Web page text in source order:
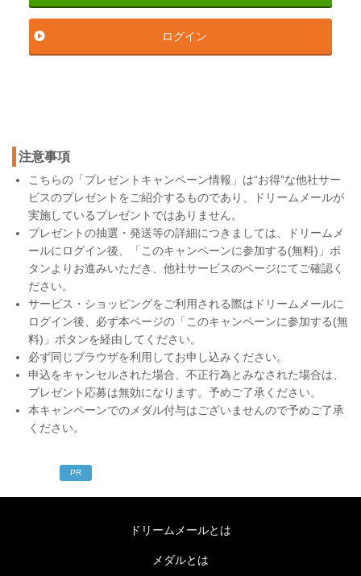
ログイン
注意事項
こちらの「プレゼントキャンペーン情報」は“お得”な他社サー
ビスのプレゼントをご紹介するものであり、ドリームメールが
実施しているプレゼントではありません。
プレゼントの抽選・発送等の詳細につきましては、ドリームメ
ールにログイン後、「このキャンペーンに参加する(無料)」ボ
タンよりお進みいただき、他社サービスのページにてご確認く
ださい。
サービス・ショッピングをご利用される際はドリームメールに
ログイン後、必ず本ページの「このキャンペーンに参加する(無
料)」ボタンを経由してください。
必ず同じブラウザを利用してお申し込みください。
申込をキャンセルされた場合、不正行為とみなされた場合は、
プレゼント応募は無効になります。予めご了承ください。
本キャンペーンでのメダル付与はございませんので予めご了承
ください。
PR
ドリームメールとは
メダルとは